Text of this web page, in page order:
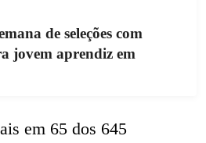
de seleções com
jovem aprendiz em
em 65 dos 645